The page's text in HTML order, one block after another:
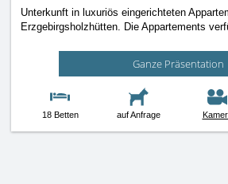
Unterkunft in luxuriös eingerichteten
Erzgebirgsholzhütten. Die Appartements
Ganze Präsentation
18 Betten auf Anfrage